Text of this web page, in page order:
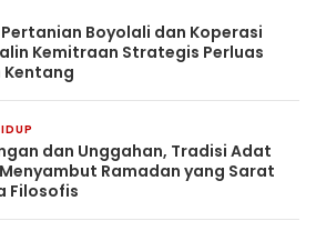
Boyolali dan Koperasi
Kemitraan Strategis Perluas
Kentang
dan Unggahan, Tradisi Adat
Ramadan yang Sarat
Filosofis